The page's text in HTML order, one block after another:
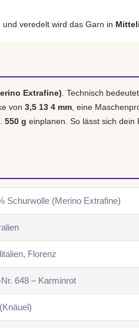
und veredelt wird das Garn in
Extrafine) . Technisch
von 3,5 13 4 mm , eine
550 g einplanen. So lässt sich dein
Schurwolle (Merino Extrafine)
Florenz
648 – Karminrot